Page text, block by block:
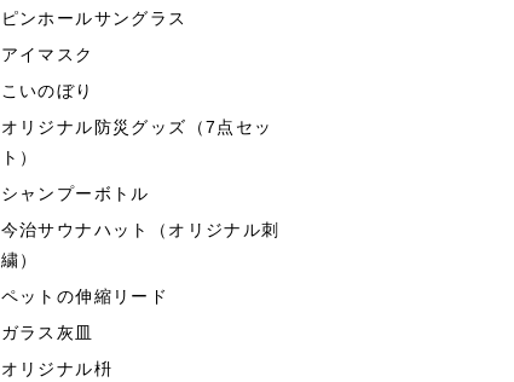
ピンホールサングラス
アイマスク
こいのぼり
オリジナル防災グッズ（7点セッ
ト）
シャンプーボトル
今治サウナハット（オリジナル刺
繍）
ペットの伸縮リード
ガラス灰皿
オリジナル枡